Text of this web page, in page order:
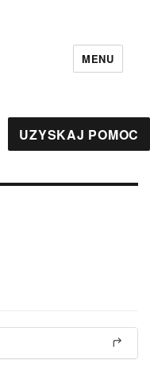
MENU
UZYSKAJ POMOC